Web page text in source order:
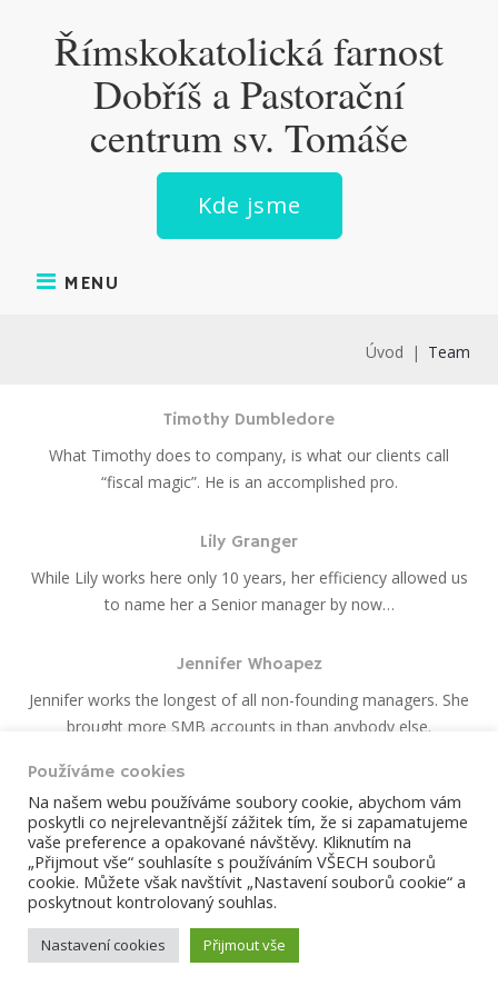
Římskokatolická farnost
Dobříš a Pastorační
centrum sv. Tomáše
Kde jsme
MENU
Úvod | Team
Timothy Dumbledore
What Timothy does to company, is what our clients call
“fiscal magic”. He is an accomplished pro.
Lily Granger
While Lily works here only 10 years, her efficiency allowed us
to name her a Senior manager by now…
Jennifer Whoapez
Jennifer works the longest of all non-founding managers. She
brought more SMB accounts in than anybody else.
ÚVOD ČLÁNKY
BOHOSLUŽBY
KALENDÁŘ AKCÍ
KONTAKTY
2026 © Farnost Dobříš. Develop webrazdva.cz.
použití cookies
Používáme cookies
Na našem webu používáme soubory cookie, abychom vám
poskytli co nejrelevantnější zážitek tím, že si zapamatujeme
vaše preference a opakované návštěvy. Kliknutím na
„Přijmout vše“ souhlasíte s používáním VŠECH souborů
cookie. Můžete však navštívit „Nastavení souborů cookie“ a
poskytnout kontrolovaný souhlas.
Nastavení cookies Přijmout vše